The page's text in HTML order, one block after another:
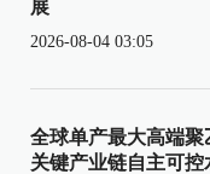
展
2026-08-04 03:05
全球单产最大高端
关键产业链自主可控